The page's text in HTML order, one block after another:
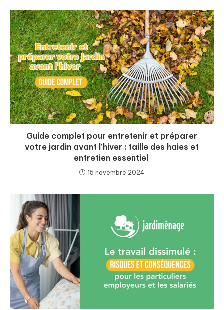
Guide complet pour entretenir et préparer
votre jardin avant l’hiver : taille des haies et
entretien essentiel
15 novembre 2024